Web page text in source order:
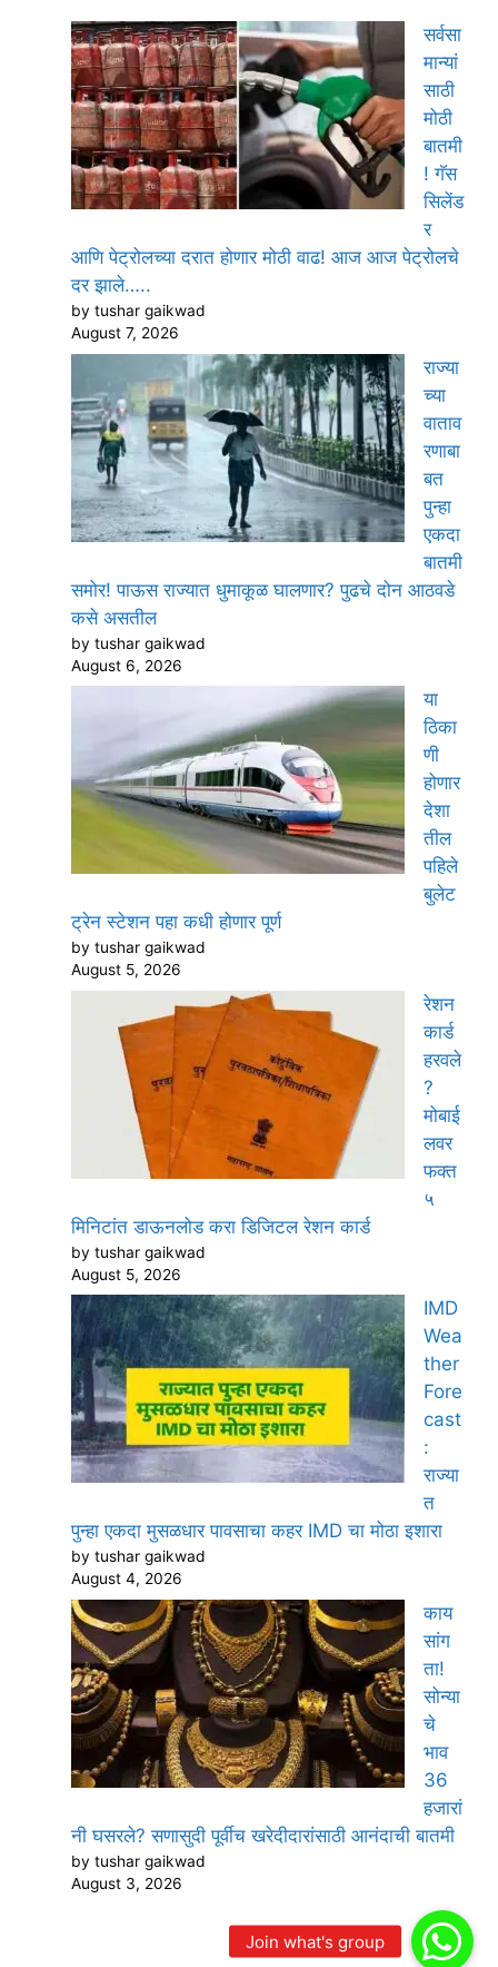
सर्वसा
मान्यां
साठी
मोठी
बातमी
! गॅस
सिलेंड
र
आणि पेट्रोलच्या दरात होणार मोठी वाढ! आज आज पेट्रोलचे
दर झाले…..
by tushar gaikwad
August 7, 2026
राज्या
च्या
वाताव
रणाबा
बत
पुन्हा
एकदा
बातमी
समोर! पाऊस राज्यात धुमाकूळ घालणार? पुढचे दोन आठवडे
कसे असतील
by tushar gaikwad
August 6, 2026
या
ठिका
णी
होणार
देशा
तील
पहिले
बुलेट
ट्रेन स्टेशन पहा कधी होणार पूर्ण
by tushar gaikwad
August 5, 2026
रेशन
कार्ड
हरवले
?
मोबाई
लवर
फक्त
५
मिनिटांत डाऊनलोड करा डिजिटल रेशन कार्ड
by tushar gaikwad
August 5, 2026
IMD
Wea
ther
Fore
cast
:
राज्या
त
पुन्हा एकदा मुसळधार पावसाचा कहर IMD चा मोठा इशारा
by tushar gaikwad
August 4, 2026
काय
सांग
ता!
सोन्या
चे
भाव
36
हजारां
नी घसरले? सणासुदी पूर्वीच खरेदीदारांसाठी आनंदाची बातमी
by tushar gaikwad
August 3, 2026